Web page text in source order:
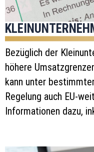
Bezüglich der
höhere
kann unter
Regelung auch EU-
Informationen dazu,